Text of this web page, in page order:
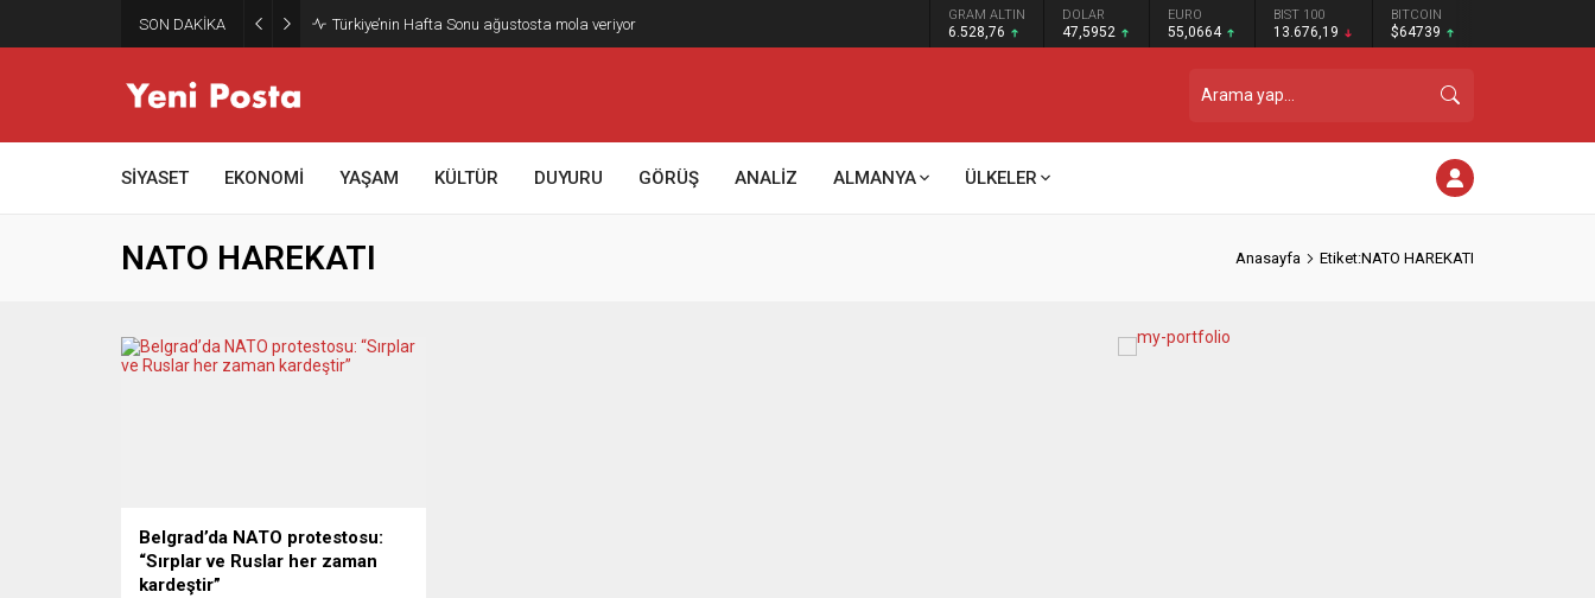
SON DAKİKA Türkiye’nin Hafta Sonu ağustosta mola veriyor GRAM ALTIN
6.528,76
DOLAR
47,5952
EURO
55,0664
BIST 100
13.676,19
BITCOIN
$64739
SİYASET EKONOMİ YAŞAM KÜLTÜR DUYURU GÖRÜŞ ANALİZ ALMANYA ÜLKELER
NATO HAREKATI Anasayfa Etiket:NATO HAREKATI
Belgrad’da NATO protestosu:
“Sırplar ve Ruslar her zaman
kardeştir”